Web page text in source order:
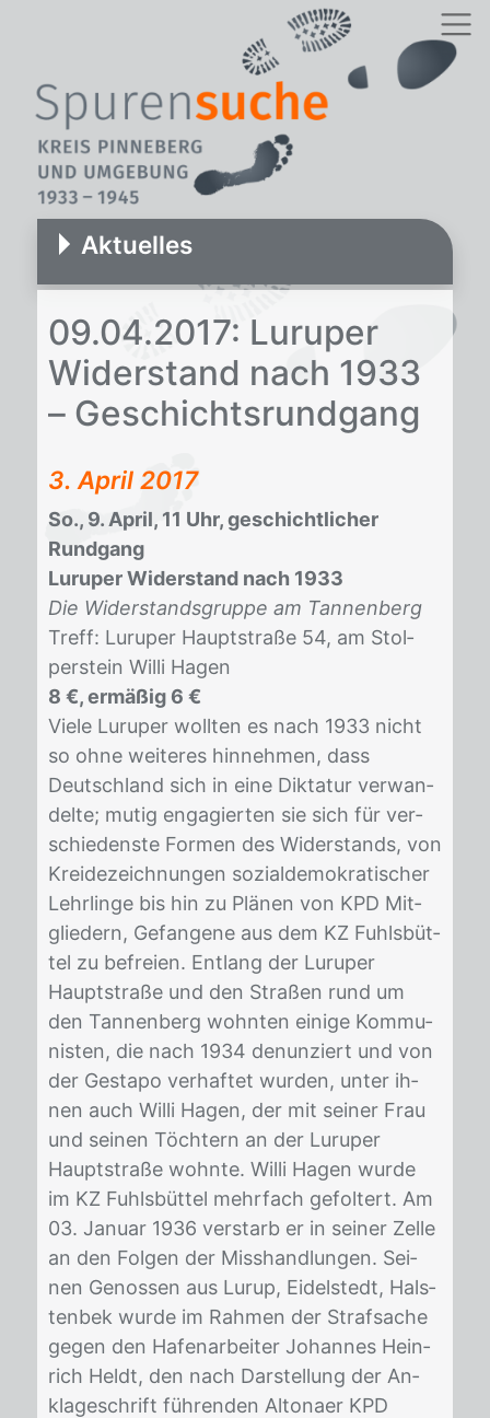
Aktuelles
09.04.2017: Lu­ru­per
Wi­der­stand nach 1933
– Ge­schichts­rund­gang
3. April 2017
So., 9. April, 11 Uhr, geschichtlicher
Rundgang
Luruper Widerstand nach 1933
Die Widerstandsgruppe am Tannenberg
Treff: Lu­ru­per Haupt­stra­ße 54, am Stol­
per­stein Wil­li Ha­gen
8 €, ermäßig 6 €
Vie­le Lu­ru­per woll­ten es nach 1933 nicht
so ohne wei­te­res hin­neh­men, dass
Deutsch­land sich in eine Dik­ta­tur ver­wan­
del­te; mu­tig en­ga­gier­ten sie sich für ver­
schie­dens­te For­men des Wi­der­stands, von
Krei­de­zeich­nun­gen so­zi­al­de­mo­kra­ti­scher
Lehr­lin­ge bis hin zu Plä­nen von KPD Mit­
glie­dern, Ge­fan­ge­ne aus dem KZ Fuhls­büt­
tel zu be­frei­en. Ent­lang der Lu­ru­per
Haupt­stra­ße und den Stra­ßen rund um
den Tan­nen­berg wohn­ten ei­ni­ge Kom­mu­
nis­ten, die nach 1934 de­nun­ziert und von
der Ge­sta­po ver­haf­tet wur­den, un­ter ih­
nen auch Wil­li Ha­gen, der mit sei­ner Frau
und sei­nen Töch­tern an der Lu­ru­per
Haupt­stra­ße wohn­te. Wil­li Ha­gen wur­de
im KZ Fuhls­büt­tel mehr­fach ge­fol­tert. Am
03. Ja­nu­ar 1936 ver­starb er in sei­ner Zel­le
an den Fol­gen der Miss­hand­lun­gen. Sei­
nen Ge­nos­sen aus Lu­rup, Ei­delstedt, Hals­
ten­bek wur­de im Rah­men der Straf­sa­che
ge­gen den Ha­fen­ar­bei­ter Jo­han­nes Hein­
rich Heldt, den nach Dar­stel­lung der An­
kla­ge­schrift füh­ren­den Al­tona­er KPD